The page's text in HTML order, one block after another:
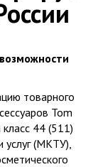
товарного
Tom
44 (511)
услуг (МКТУ),